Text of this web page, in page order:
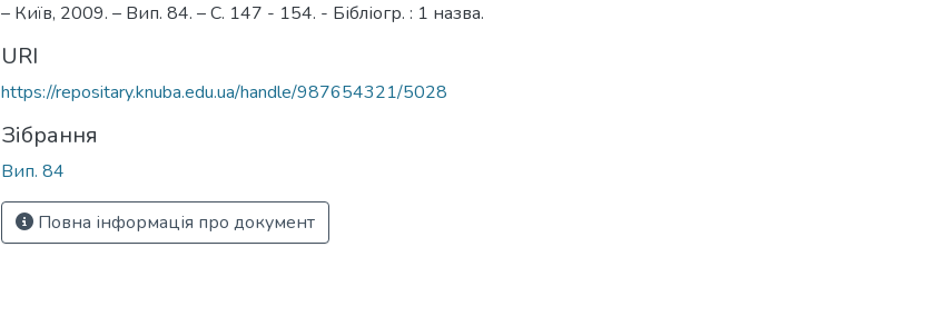
– Київ, 2009. – Вип. 84. – С. 147 - 154. - Бібліогр. : 1 назва.
URI
https://repositary.knuba.edu.ua/handle/987654321/5028
Зібрання
Вип. 84
Повна інформація про документ